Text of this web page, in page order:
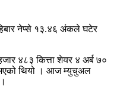
नेप्से १३.४६ अंकले घटेर
४८३ कित्ता शेयर ४ अर्ब ७०
थियो । आज म्युचुअल